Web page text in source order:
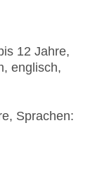
12 Jahre,
englisch,
Sprachen: